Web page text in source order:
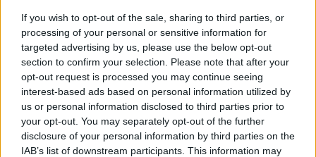
If you wish to opt-out of the sale, sharing to third parties, or
processing of your personal or sensitive information for
targeted advertising by us, please use the below opt-out
section to confirm your selection. Please note that after your
opt-out request is processed you may continue seeing
interest-based ads based on personal information utilized by
us or personal information disclosed to third parties prior to
your opt-out. You may separately opt-out of the further
disclosure of your personal information by third parties on the
IAB’s list of downstream participants. This information may
Nőileg
Sándor Ella: Na, indíts, s
menjünk!